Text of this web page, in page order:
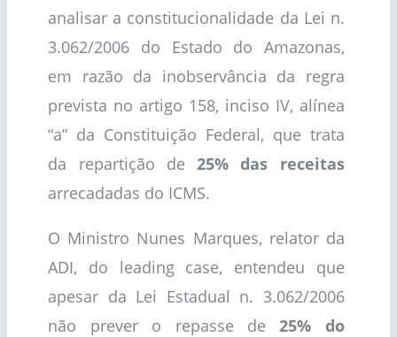
analisar a constitucionalidade da Lei n.
3.062/2006 do Estado do Amazonas,
em razão da inobservância da regra
prevista no artigo 158, inciso IV, alínea
“a” da Constituição Federal, que trata
da repartição de25% das receitas
arrecadadas do ICMS.
O Ministro Nunes Marques, relator da
ADI, do leading case, entendeu que
apesar da Lei Estadual n. 3.062/2006
não prever o repasse de25% do